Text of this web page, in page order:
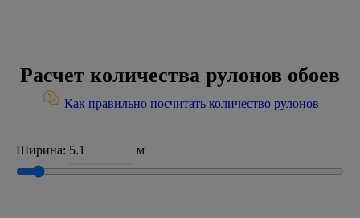
Расчет количества рулонов обоев
Как правильно посчитать количество рулонов
Ширина: м